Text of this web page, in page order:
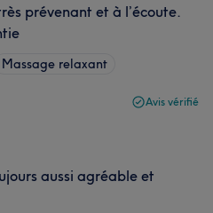
prévenant et à l’écoute.
Massage relaxant
Avis vérifié
aussi agréable et